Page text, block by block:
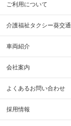
ご利用について
介護福祉タクシー葵交通
車両紹介
会社案内
よくあるお問い合わせ
採用情報